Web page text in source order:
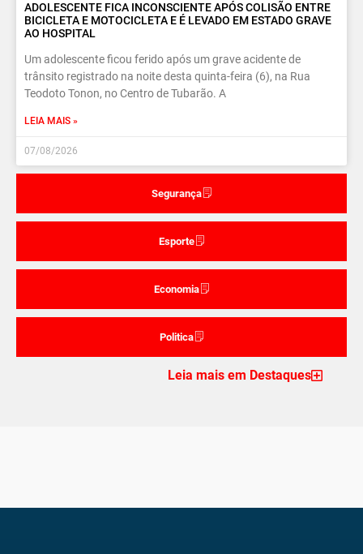
Segurança
Esporte
Economia
Politica
ADOLESCENTE FICA INCONSCIENTE APÓS COLISÃO ENTRE
BICICLETA E MOTOCICLETA E É LEVADO EM ESTADO GRAVE
AO HOSPITAL
Um adolescente ficou ferido após um grave acidente de
trânsito registrado na noite desta quinta-feira (6), na Rua
Teodoto Tonon, no Centro de Tubarão. A
LEIA MAIS »
07/08/2026
Leia mais em Destaques